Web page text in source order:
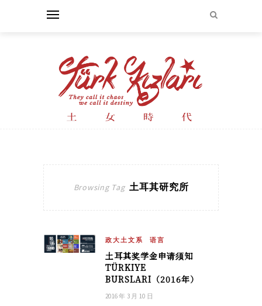
Browsing Tag 土耳其研究所
政大土文系 语言
土耳其奖学金申请须知
TÜRKIYE
BURSLARI（2016年）
2016 年 3 月 10 日